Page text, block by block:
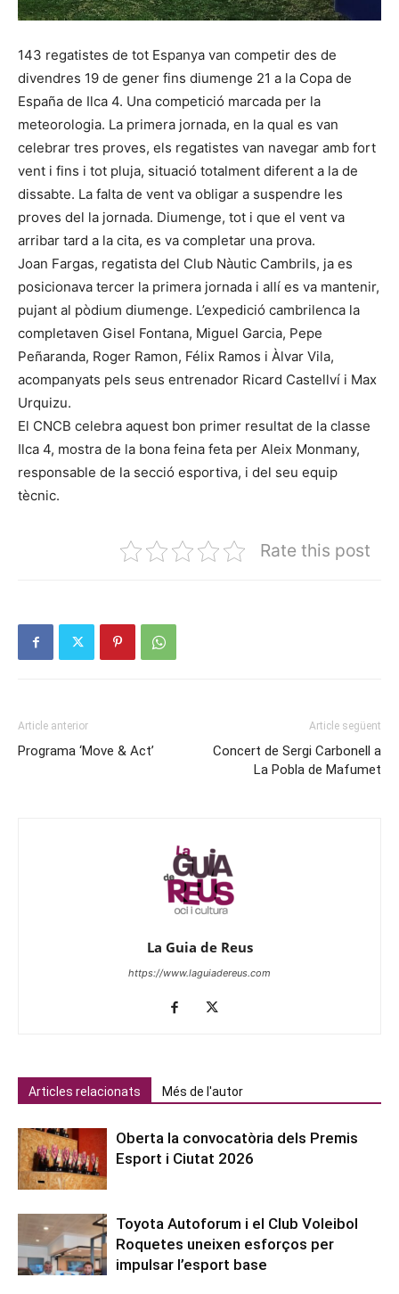
143 regatistes de tot Espanya van competir des de
divendres 19 de gener fins diumenge 21 a la Copa de
España de Ilca 4. Una competició marcada per la
meteorologia. La primera jornada, en la qual es van
celebrar tres proves, els regatistes van navegar amb fort
vent i fins i tot pluja, situació totalment diferent a la de
dissabte. La falta de vent va obligar a suspendre les
proves del la jornada. Diumenge, tot i que el vent va
arribar tard a la cita, es va completar una prova.
Joan Fargas, regatista del Club Nàutic Cambrils, ja es
posicionava tercer la primera jornada i allí es va mantenir,
pujant al pòdium diumenge. L’expedició cambrilenca la
completaven Gisel Fontana, Miguel Garcia, Pepe
Peñaranda, Roger Ramon, Félix Ramos i Àlvar Vila,
acompanyats pels seus entrenador Ricard Castellví i Max
Urquizu.
El CNCB celebra aquest bon primer resultat de la classe
Ilca 4, mostra de la bona feina feta per Aleix Monmany,
responsable de la secció esportiva, i del seu equip
tècnic.
Rate this post
Article anterior
Programa ‘Move & Act’
Article següent
Concert de Sergi Carbonell a
La Pobla de Mafumet
La Guia de Reus
https://www.laguiadereus.com
Articles relacionats Més de l'autor
Oberta la convocatòria dels Premis
Esport i Ciutat 2026
Toyota Autoforum i el Club Voleibol
Roquetes uneixen esforços per
impulsar l’esport base